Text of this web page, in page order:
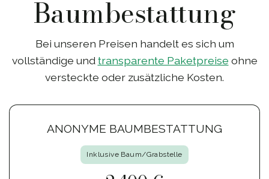
Baumbestattung
Bei unseren Preisen handelt es sich um
vollständige und transparente Paketpreise ohne
versteckte oder zusätzliche Kosten.
ANONYME BAUMBESTATTUNG
Inklusive Baum/Grabstelle